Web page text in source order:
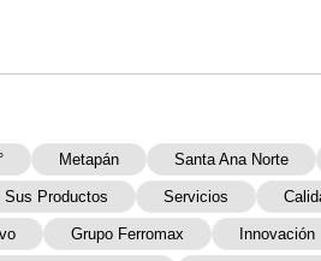
Metapán Santa Ana Norte
Sus Productos Servicios
Grupo Ferromax Innovación